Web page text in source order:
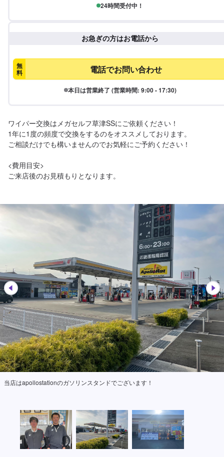
24時間受付中！
お急ぎの方はお電話から
無
料 電話でお問い合わせ
本日は営業終了 (営業時間: 9:00 - 17:30)
ワイパー交換はメガセルフ草津SSにご依頼ください！
1年に1度の頻度で交換をするのをオススメしております。
ご相談だけでも構いませんのでお気軽にご予約ください！
<費用目安>
ご来店後のお見積もりとなります。
当店はapollostationのガソリンスタンドでございます！